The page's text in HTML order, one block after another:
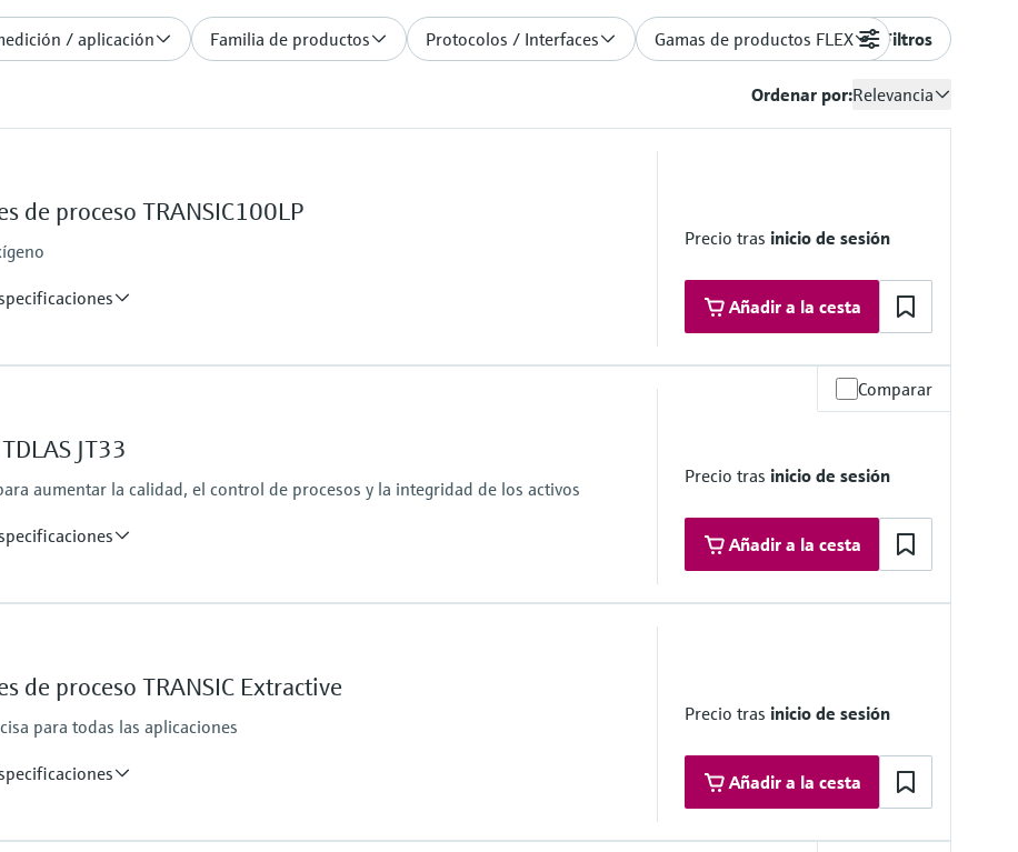
/ aplicación Familia de productos Protocolos / Interfaces Gamas de productos FLEX Filtros
Ordenar por:Relevancia
de proceso TRANSIC100LP
Precio tras inicio de sesión
Añadir a la cesta
%
Comparar
JT33
aumentar la calidad, el control de procesos y la integridad de los activos
Precio tras inicio de sesión
Añadir a la cesta
de proceso TRANSIC Extractive
para todas las aplicaciones
Precio tras inicio de sesión
Añadir a la cesta